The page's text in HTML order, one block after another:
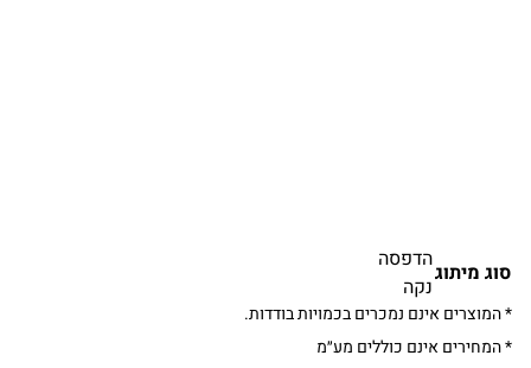
סוג מיתוג הדפסה
נקה
* המוצרים אינם נמכרים בכמויות בודדות.
* המחירים אינם כוללים מע״מ